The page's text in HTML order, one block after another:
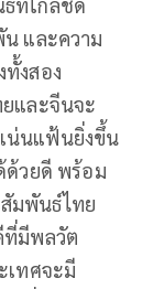
ที่ใกล้ชิด
และความ
งสอง
และจีนจะ
น่นแฟ้นยิ่งขึ้น
ด้วยดี พร้อม
มพันธ์ไทย
ที่มีพลวัต
เทศจะมี